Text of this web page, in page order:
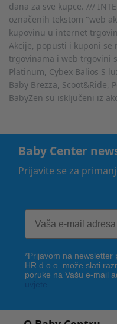
dana za sve kupce. ///
označenih tekstom "web
kupovinu u internet
Akcije, popusti i kuponi se
trgovinama i web trgovini
Platinum, Cybex Balios S
Baby Brezza, Scoot&Ride,
BabyZen su isključeni iz
Baby Center
Prijavite se za
*Prijavom na newsletter
HR d.o.o. može slati
poruke na Vašu e-mail